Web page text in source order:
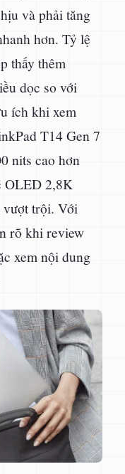
và phải tăng
hơn. Tỷ lệ
thấy thêm
dọc so với
ích khi xem
T14 Gen 7
nits cao hơn
OLED 2,8K
vượt trội. Với
rõ khi review
xem nội dung